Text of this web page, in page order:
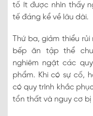
tố ít được nhìn thấy
tế đáng kể về lâu dài.
Thứ ba, giảm thiểu
bếp ăn tập thể
nghiêm ngặt các
phẩm. Khi có sự cố,
có quy trình khắc
tổn thất và nguy cơ bị